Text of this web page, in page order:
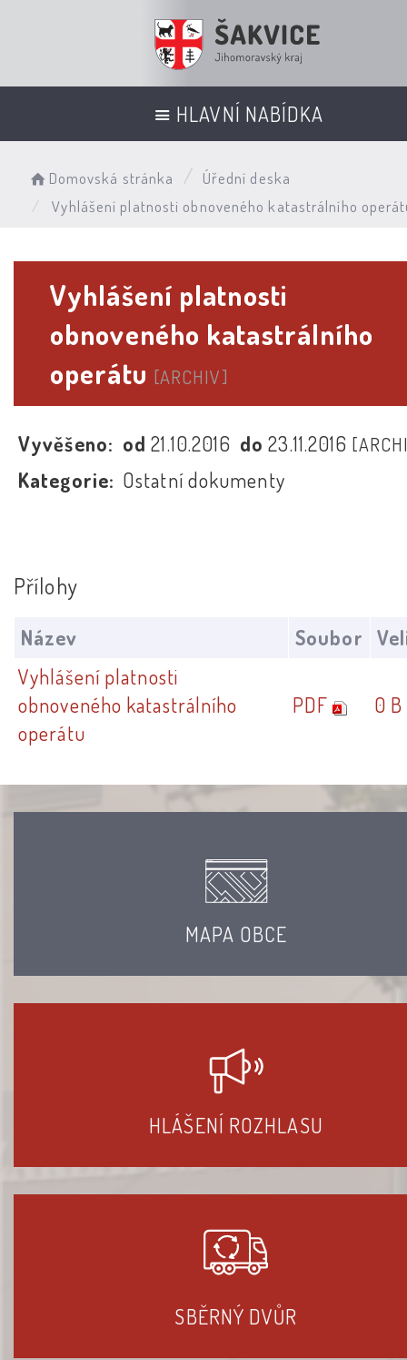
HLAVNÍ NABÍDKA
Domovská stránka
Úřední deska
Vyhlášení platnosti obnoveného katastrálního
Vyhlášení platnosti
obnoveného katastrálního
operátu [ARCHIV]
Vyvěšeno: od21.10.2016 do23.11.2016
Kategorie: Ostatní dokumenty
Přílohy
Název Soubor
Vyhlášení platnosti
obnoveného katastrálního
operátu
PDF 0 B
MAPA OBCE
HLÁŠENÍ ROZHLASU
SBĚRNÝ DVŮR